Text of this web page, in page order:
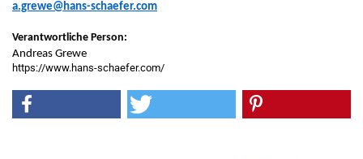
a.grewe@hans-schaefer.com
Verantwortliche Person:
Andreas Grewe
https://www.hans-schaefer.com/